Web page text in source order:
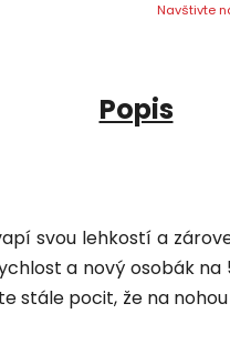
Navštivte
Popis
svou lehkostí a
a nový osobák na
stále pocit, že na